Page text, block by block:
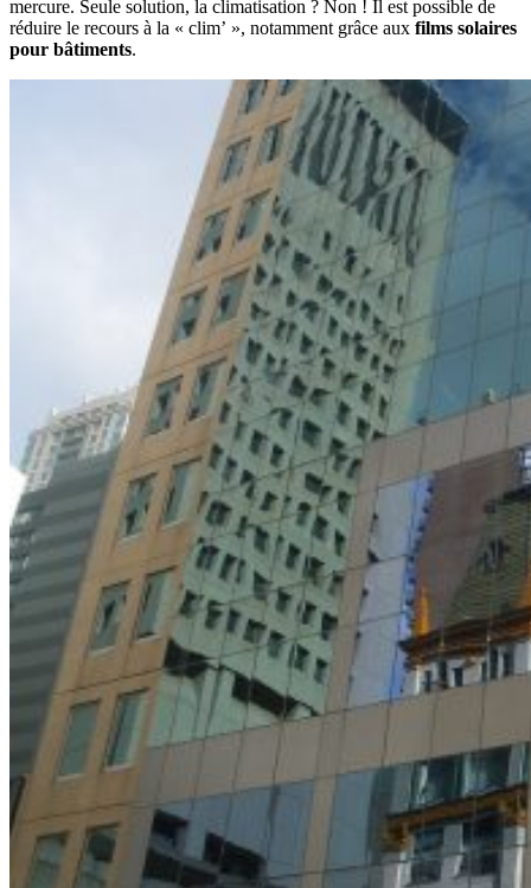
mercure. Seule solution, la climatisation ? Non ! Il est possible de
réduire le recours à la « clim’ », notamment grâce aux films solaires
pour bâtiments.